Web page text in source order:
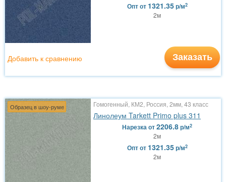
Оптот 1321.35р/м2
2м
Заказать
Добавить к сравнению
Образец в шоу-руме Гомогенный, КМ2, Россия, 2мм, 43 класс
Линолеум Tarkett Primo plus 311
Нарезкаот2206.8р/м2
2м
Оптот 1321.35р/м2
2м